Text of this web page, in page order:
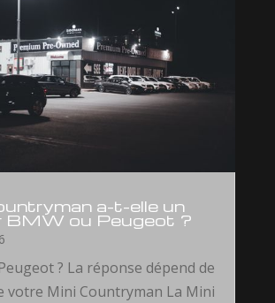
a-t-elle un
BMW ou Peugeot ?
? La réponse dépend de
votre Mini Countryman La Mini